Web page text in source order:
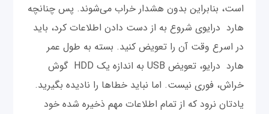
است، بنابراین بدون هشدار خراب می‌شوند. پس چنانچه
هارد درایوی شروع به از دست دادن اطلاعات کرد، باید
در اسرع وقت آن را تعویض کنید. بسته به طول عمر
هارد درایو، تعویض USB به اندازه یک HDD گوش
خراش، فوری نیست. اما نباید خطاها را نادیده بگیرید.
یادتان نرود که از تمام اطلاعات مهم ذخیره شده خود